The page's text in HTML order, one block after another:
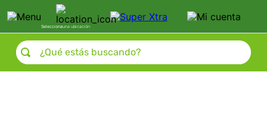
Seleccionauna ubicación
¿Qué estás buscando?